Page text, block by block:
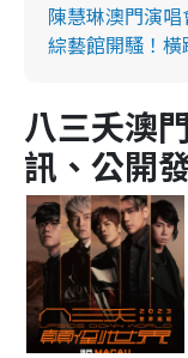
陳慧琳澳門演
綜藝館開騷！
八三夭澳
訊、公開